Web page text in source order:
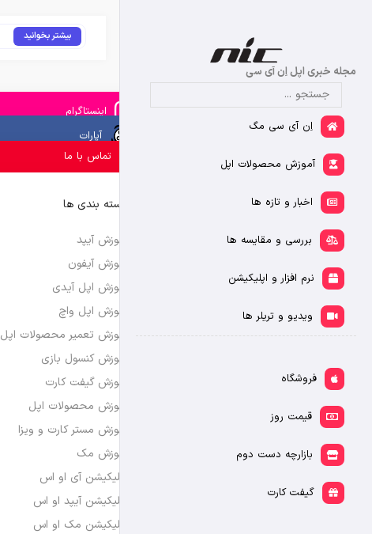
مجله خبری اپل اِن آی سی
اِن آی سی مگ
آموزش محصولات اپل
اخبار و تازه ها
بررسی و مقایسه ها
نرم افزار و اپلیکیشن
ویدیو و تریلر ها
فروشگاه
قیمت روز
بازارچه دست دوم
گیفت کارت
بیشتر بخوانید
اینستاگرام
آپارات
تماس با ما
دسته بندی ها
آموزش آیپد
آموزش آیفون
آموزش اپل آیدی
آموزش اپل واچ
آموزش تعمیر محصولات اپل
آموزش کنسول بازی
آموزش گیفت کارت
آموزش محصولات اپل
آموزش مستر کارت و ویزا
آموزش مک
اپلیکیشن آی او اس
اپلیکیشن آیپد او اس
اپلیکیشن مک او اس